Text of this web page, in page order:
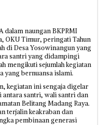
dalam naungan BKPRMI
OKU Timur, peringati Tahun
di Desa Yosowinangun yang
santri yang didampingi
mengikuti sejumlah kegiatan
yang bernuansa islami.
kegiatan ini sengaja digelar
antara santri, wali santri dan
Belitang Madang Raya.
terjalin keakraban dan
pembinaan generasi